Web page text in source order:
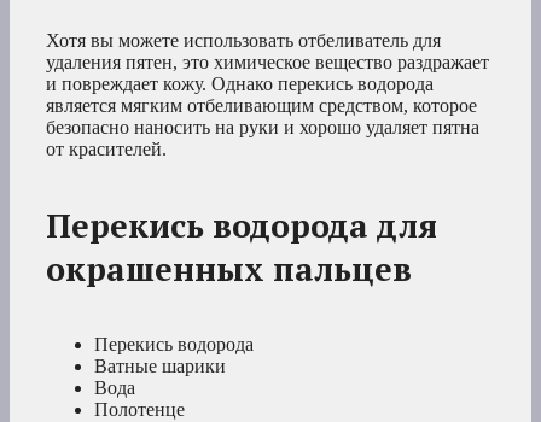
Хотя вы можете использовать отбеливатель для
удаления пятен, это химическое вещество раздражает
и повреждает кожу. Однако перекись водорода
является мягким отбеливающим средством, которое
безопасно наносить на руки и хорошо удаляет пятна
от красителей.
Перекись водорода для
окрашенных пальцев
Перекись водорода
Ватные шарики
Вода
Полотенце